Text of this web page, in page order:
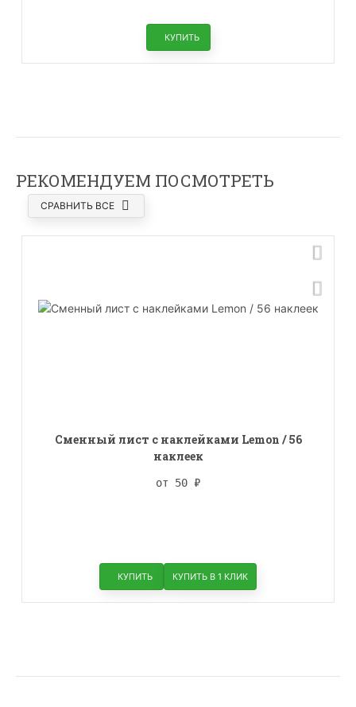
КУПИТЬ
РЕКОМЕНДУЕМ ПОСМОТРЕТЬ
СРАВНИТЬ ВСЕ
Сменный лист с наклейками Lemon / 56
наклеек
от 50 ₽
КУПИТЬ КУПИТЬ В 1 КЛИК